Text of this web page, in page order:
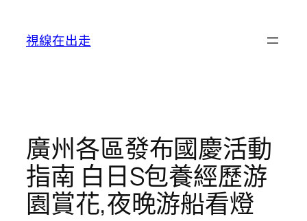
視線在出走
廣州各區發布國慶活動
指南 白日S包養經歷游
園賞花,夜晚游船看燈